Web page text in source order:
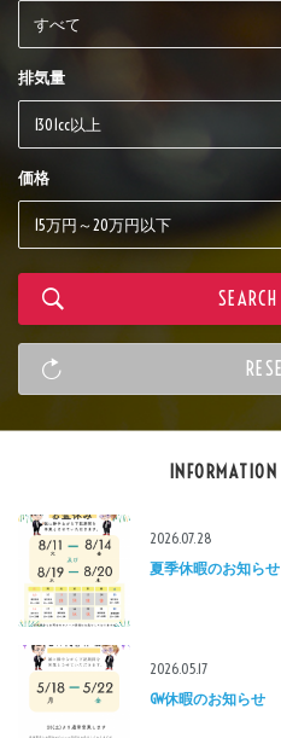
排気量
価格
INFORMATION
2026.07.28
夏季休暇のお知らせ
2026.05.17
GW休暇のお知らせ